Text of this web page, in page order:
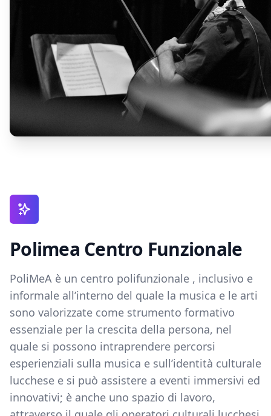
Polimea Centro Funzionale
PoliMeA è un centro polifunzionale , inclusivo e
informale all’interno del quale la musica e le arti
sono valorizzate come strumento formativo
essenziale per la crescita della persona, nel
quale si possono intraprendere percorsi
esperienziali sulla musica e sull’identità culturale
lucchese e si può assistere a eventi immersivi ed
innovativi; è anche uno spazio di lavoro,